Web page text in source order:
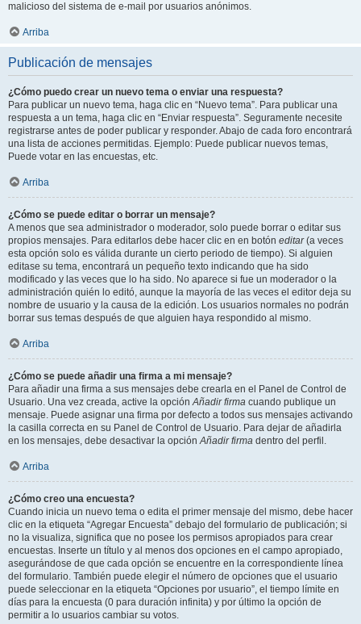
malicioso del sistema de e-mail por usuarios anónimos.
Arriba
Publicación de mensajes
¿Cómo puedo crear un nuevo tema o enviar una respuesta?
Para publicar un nuevo tema, haga clic en “Nuevo tema”. Para publicar una
respuesta a un tema, haga clic en “Enviar respuesta”. Seguramente necesite
registrarse antes de poder publicar y responder. Abajo de cada foro encontrará
una lista de acciones permitidas. Ejemplo: Puede publicar nuevos temas,
Puede votar en las encuestas, etc.
Arriba
¿Cómo se puede editar o borrar un mensaje?
A menos que sea administrador o moderador, solo puede borrar o editar sus
propios mensajes. Para editarlos debe hacer clic en en botón editar(a veces
esta opción solo es válida durante un cierto periodo de tiempo). Si alguien
editase su tema, encontrará un pequeño texto indicando que ha sido
modificado y las veces que lo ha sido. No aparece si fue un moderador o la
administración quién lo editó, aunque la mayoría de las veces el editor deja su
nombre de usuario y la causa de la edición. Los usuarios normales no podrán
borrar sus temas después de que alguien haya respondido al mismo.
Arriba
¿Cómo se puede añadir una firma a mi mensaje?
Para añadir una firma a sus mensajes debe crearla en el Panel de Control de
Usuario. Una vez creada, active la opciónAñadir firma cuando publique un
mensaje. Puede asignar una firma por defecto a todos sus mensajes activando
la casilla correcta en su Panel de Control de Usuario. Para dejar de añadirla
en los mensajes, debe desactivar la opciónAñadir firma dentro del perfil.
Arriba
¿Cómo creo una encuesta?
Cuando inicia un nuevo tema o edita el primer mensaje del mismo, debe hacer
clic en la etiqueta “Agregar Encuesta” debajo del formulario de publicación; si
no la visualiza, significa que no posee los permisos apropiados para crear
encuestas. Inserte un título y al menos dos opciones en el campo apropiado,
asegurándose de que cada opción se encuentre en la correspondiente línea
del formulario. También puede elegir el número de opciones que el usuario
puede seleccionar en la etiqueta “Opciones por usuario”, el tiempo límite en
días para la encuesta (0 para duración infinita) y por último la opción de
permitir a lo usuarios cambiar su votos.